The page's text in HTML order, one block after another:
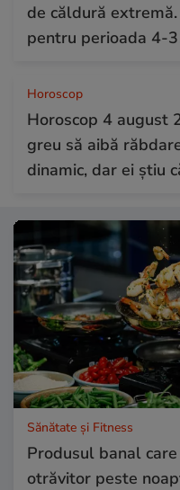
de căldură
pentru perioada 4-
Horoscop
Horoscop 4 august
greu să aibă
dinamic, dar ei știu
Sănătate și Fitness
Produsul banal
otrăvitor peste